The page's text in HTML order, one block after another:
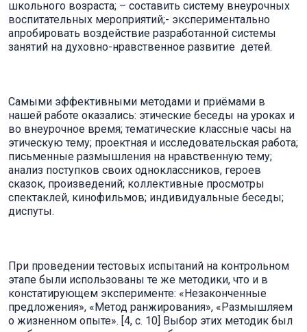
школьного возраста; – составить систему внеурочных
воспитательных мероприятий;- экспериментально
апробировать воздействие разработанной системы
занятий на духовно-нравственное развитие детей.
Самыми эффективными методами и приёмами в
нашей работе оказались: этические беседы на уроках и
во внеурочное время; тематические классные часы на
этическую тему; проектная и исследовательская работа;
письменные размышления на нравственную тему;
анализ поступков своих одноклассников, героев
сказок, произведений; коллективные просмотры
спектаклей, кинофильмов; индивидуальные беседы;
диспуты.
При проведении тестовых испытаний на контрольном
этапе были использованы те же методики, что и в
констатирующем эксперименте: «Незаконченные
предложения», «Метод ранжирования», «Размышляем
о жизненном опыте». [4, с. 10] Выбор этих методик был